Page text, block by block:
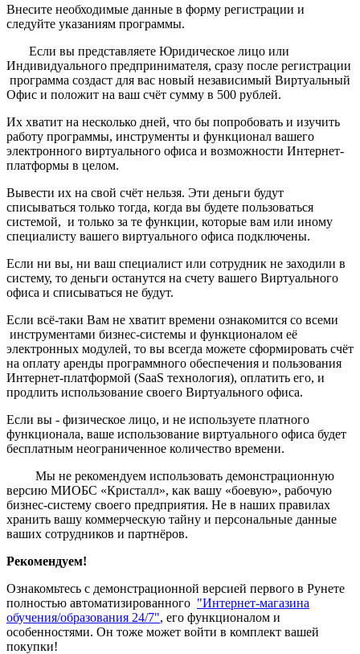
Внесите необходимые данные в форму регистрации и
следуйте указаниям программы.
Если вы представляете Юридическое лицо или
Индивидуального предпринимателя, сразу после регистрации
программа создаст для вас новый независимый Виртуальный
Офис и положит на ваш счёт сумму в 500 рублей.
Их хватит на несколько дней, что бы попробовать и изучить
работу программы, инструменты и функционал вашего
электронного виртуального офиса и возможности Интернет-
платформы в целом.
Вывести их на свой счёт нельзя. Эти деньги будут
списываться только тогда, когда вы будете пользоваться
системой, и только за те функции, которые вам или иному
специалисту вашего виртуального офиса подключены.
Если ни вы, ни ваш специалист или сотрудник не заходили в
систему, то деньги останутся на счету вашего Виртуального
офиса и списываться не будут.
Если всё-таки Вам не хватит времени ознакомится со всеми
инструментами бизнес-системы и функционалом её
электронных модулей, то вы всегда можете сформировать счёт
на оплату аренды программного обеспечения и пользования
Интернет-платформой (SaaS технология), оплатить его, и
продлить использование своего Виртуального офиса.
Если вы - физическое лицо, и не используете платного
функционала, ваше использование виртуального офиса будет
бесплатным неограниченное количество времени.
Мы не рекомендуем использовать демонстрационную
версию МИОБС «Кристалл», как вашу «боевую», рабочую
бизнес-систему своего предприятия. Не в наших правилах
хранить вашу коммерческую тайну и персональные данные
ваших сотрудников и партнёров.
Рекомендуем!
Ознакомьтесь с демонстрационной версией первого в Рунете
полностью автоматизированного "Интернет-магазина
обучения/образования 24/7", его функционалом и
особенностями. Он тоже может войти в комплект вашей
покупки!